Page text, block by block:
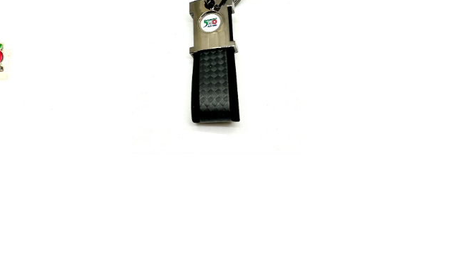
【FIAT500 CLUB ITALIA】カーボンルック
キーリング
¥1,430